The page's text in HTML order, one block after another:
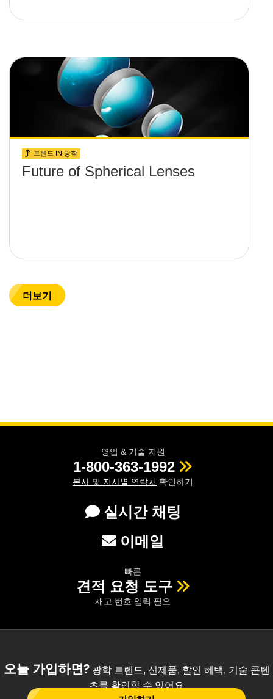
트렌드 IN 광학
Future of Spherical Lenses
더보기
영업 & 기술 지원
1-800-363-1992
본사 및 지사별 연락처 확인하기
실시간 채팅
이메일
빠른
견적 요청 도구
재고 번호 입력 필요
오늘 가입하면?광학 트렌드, 신제품, 할인 혜택, 기술 콘텐
츠를 확인할 수 있어요